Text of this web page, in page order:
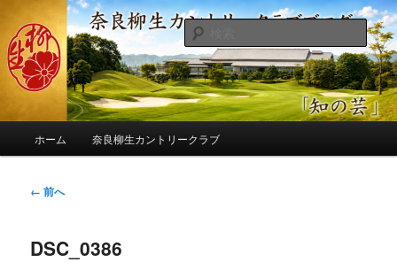
ン
コ
ン
へ
奈良柳生カントリークラブ総支配人
ブログ
季節の話題、クラブの出来事、コースの改修・更新作業、ゴルフに関する随
筆、喜怒哀楽などを気まぐれに発信します。
検
索
ホーム 奈良柳生カントリークラブ
画
ビ
← 前へ
DSC_0386